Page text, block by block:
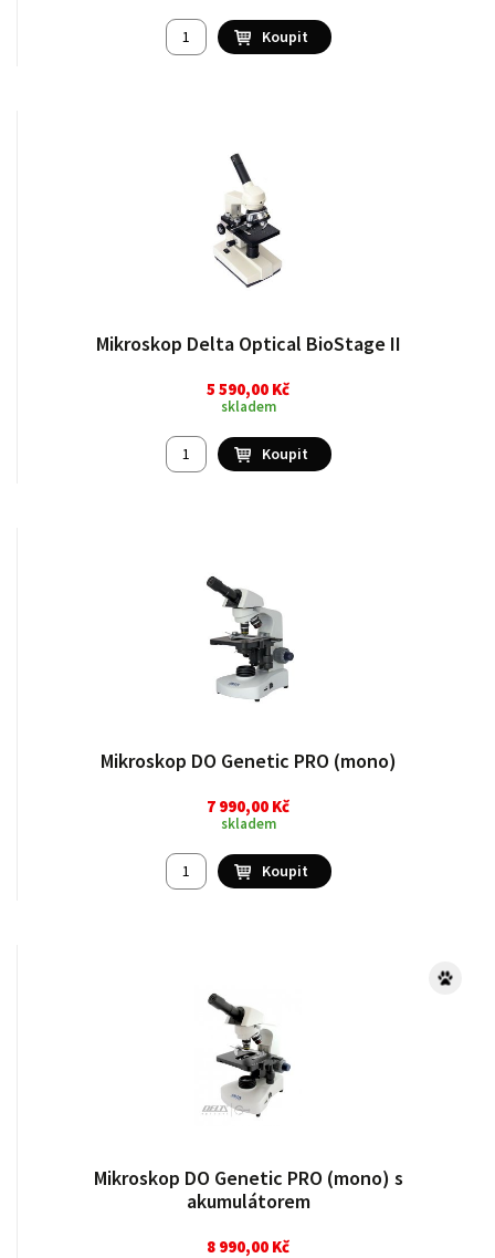
Mikroskop Delta Optical BioStage II
5 590,00 Kč
skladem
Mikroskop DO Genetic PRO (mono)
7 990,00 Kč
skladem
Mikroskop DO Genetic PRO (mono) s
akumulátorem
8 990,00 Kč